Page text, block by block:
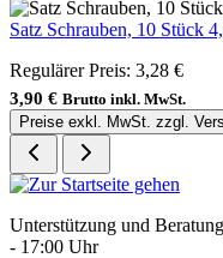
Satz Schrauben, 10 Stück
Regulärer Preis: 3,28 €
3,90 € Brutto inkl. MwSt.
Preise exkl. MwSt. zzgl.
Unterstützung und
- 17:00 Uhr